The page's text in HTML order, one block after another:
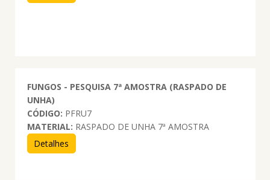
FUNGOS - PESQUISA 7ª AMOSTRA (RASPADO DE
UNHA)
CÓDIGO: PFRU7
MATERIAL: RASPADO DE UNHA 7ª AMOSTRA
Detalhes